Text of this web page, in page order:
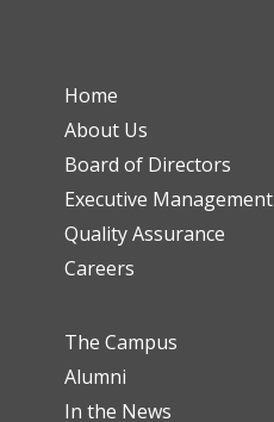
Home
About Us
Board of Directors
Executive Management
Quality Assurance
Careers
The Campus
Alumni
In the News